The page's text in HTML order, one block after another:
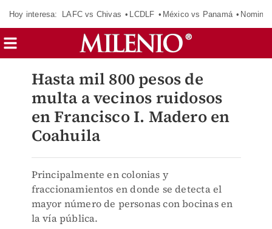
Hoy interesa: LAFC vs Chivas LCDLF México vs Panamá
Hasta mil 800 pesos de
multa a vecinos ruidosos
en Francisco I. Madero en
Coahuila
Principalmente en colonias y
fraccionamientos en donde se detecta el
mayor número de personas con bocinas en
la vía pública.